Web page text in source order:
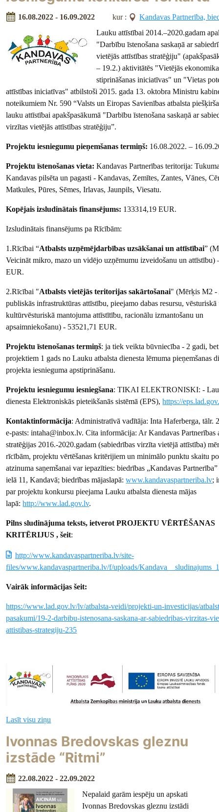
16.08.2022 - 16.09.2022 kur :
Kandavas Partnerība,
Lauku attīstībai 2014.–2020.gadam
"Darbību īstenošana saskaņā ar
vietējās attīstības stratēģiju"
– 19.2.) aktivitātēs "Vietējās
stiprināšanas iniciatīvas" un "Vietas
attīstības iniciatīvas" atbilstoši 2015. gada 13. oktobra Ministru
noteikumiem Nr. 590 “Valsts un Eiropas Savienības atbalsta
lauku attīstībai apakšpasākumā "Darbību īstenošana saskaņā ar
virzītas vietējās attīstības stratēģiju”.
Projektu iesniegumu pieņemšanas termiņš: 16.08.2022. –
Projektu īstenošanas vieta: Kandavas Partnerības teritorija:
Kandavas pilsēta un pagasti - Kandavas, Zemītes, Zantes, Vānes,
Matkules, Pūres, Sēmes, Irlavas, Jaunpils, Viesatu.
Kopējais izsludinātais finansējums: 133314,19 EUR.
Izsludinātais finansējums pa Rīcībām:
1.Rīcībai “Atbalsts uzņēmējdarbības uzsākšanai un attīstībai”
Veicināt mikro, mazo un vidējo uzņēmumu izveidošanu un attīstību)
EUR.
2.Rīcībai "Atbalsts vietējās teritorijas sakārtošanai" (Mērķis M2 -
publiskās infrastruktūras attīstību, pieejamo dabas resursu, vēsturiskā
kultūrvēsturiskā mantojuma attīstītību, racionālu izmantošanu un
apsaimniekošanu) - 53521,71 EUR.
Projektu īstenošanas termiņš: ja tiek veikta būvniecība - 2 gadi,
projektiem 1 gads no Lauku atbalsta dienesta lēmuma pieņemšanas
projekta iesnieguma apstiprināšanu.
Projektu iesniegumu iesniegšana: TIKAI ELEKTRONISKI: -
dienesta Elektroniskās pieteikšanās sistēmā (EPS),https://
Kontaktinformācija: Administratīvā vadītāja: Inta Haferberga, tālr.
e-pasts: intaha@inbox.lv. Cita informācija: Ar Kandavas Partnerības
stratēģijas 2016.-2020.gadam (sabiedrības virzīta vietējā attīstība)
rīcībām, projektu vērtēšanas kritērijiem un minimālo punktu skaitu
atzinuma saņemšanai var iepazīties: biedrības „Kandavas
ielā 11, Kandavā; biedrības mājaslapā:www.kandavaspartneriba.lv;
par projektu konkursu pieejama Lauku atbalsta dienesta mājas
lapā:http://www.lad.gov.lv.
Pilns sludinājuma teksts, ietverot PROJEKTU VĒRTĒŠANAS
KRITĒRIJUS , šeit:
http://www.kandavaspartneriba.lv/site-
files/www.kandavaspartneriba.lv/f/uploads/
Vairāk informācijas šeit:
https://www.lad.gov.lv/lv/atbalsta-veidi/projekti-un-investicijas/
pasakumi/19-2-darbibu-istenosana-saskana-ar-sabiedribas-virzitas-
attistibas-strategiju-235
Lasīt visu ziņu
Ivonnas Bredovskas gleznu
izstāde “Ritmi”
22.08.2022 - 22.09.2022
Nepalaid garām iespēju un apskati
Ivonnas Bredovskas gleznu izstādi